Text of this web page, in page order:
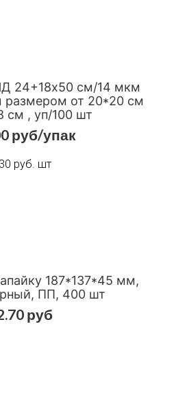
24+18х50 см/14 мкм
размером от 20*20 см
см , уп/100 шт
руб/упак
руб. шт
Добавить в избранное
187*137*45 мм,
ПП, 400 шт
рубДобавить в избранное